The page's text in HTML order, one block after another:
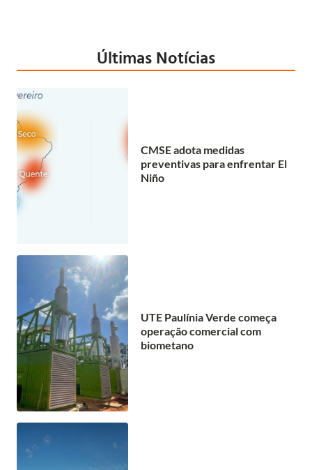
Últimas Notícias
CMSE adota medidas
preventivas para enfrentar El
Niño
UTE Paulínia Verde começa
operação comercial com
biometano